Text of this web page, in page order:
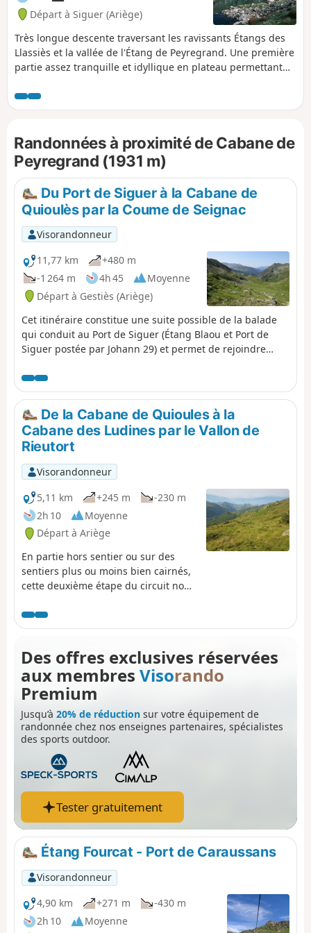
Départ à Siguer (Ariège)
Très longue descente traversant les ravissants Étangs des
Llassiès et la vallée de l'Étang de Peyregrand. Une première
partie assez tranquille et idyllique en plateau permettant
mais difficile descente dans la vallée (Jasse de Bélesta) par
une partie bien verticale avec cheminée herbeuse exposée,
Étang de Peyregrand et d'une descente plus engagée
jusqu'à la Jasse des Planes. En dernière partie, un sentier
plat jusqu'au Pont de la Peyre, puis une descente bordée de
cascades, assez pénible car rocheux/pierreux.
Randonnées à proximité de Cabane de
Peyregrand (1931 m)
Du Port de Siguer à la Cabane de
Quioulès par la Coume de Seignac
Visorandonneur
11,77 km
+480 m
-1 264 m
4h 45
Moyenne
Départ à Gestiès (Ariège)
Cet itinéraire constitue une suite possible de la balade
qui conduit au Port de Siguer (Étang Blaou et Port de
Siguer postée par Johann 29) et permet de rejoindre
sentier, dans le site magnifique de la Coume de Seignac,
sous le Pic de Serrère. Les paysages sont majestueux et
d'une grande douceur car on traverse de larges
étendues de pentes herbeuses. L'utilisation du GPS est
préconisée pour faciliter le suivi de cette étape.
De la Cabane de Quioules à la
Cabane des Ludines par le Vallon de
Rieutort
Visorandonneur
5,11 km
+245 m
-230 m
2h 10
Moyenne
Départ à Ariège
En partie hors sentier ou sur des
sentiers plus ou moins bien cairnés,
cette deuxième étape du circuit nous
peuvent aussi devenir des départs
de balades (Étang de Mille Roques,
GPS est préconisée pour faciliter le
suivi de cette étape ! À éviter en cas
de brouillard.
Des offres exclusives réservées
aux membres Visorando
Premium
Jusqu’à 20% de réduction sur votre équipement de
randonnée chez nos enseignes partenaires, spécialistes
des sports outdoor.
Tester gratuitement
Étang Fourcat - Port de Caraussans
Visorandonneur
4,90 km
+271 m
-430 m
2h 10
Moyenne